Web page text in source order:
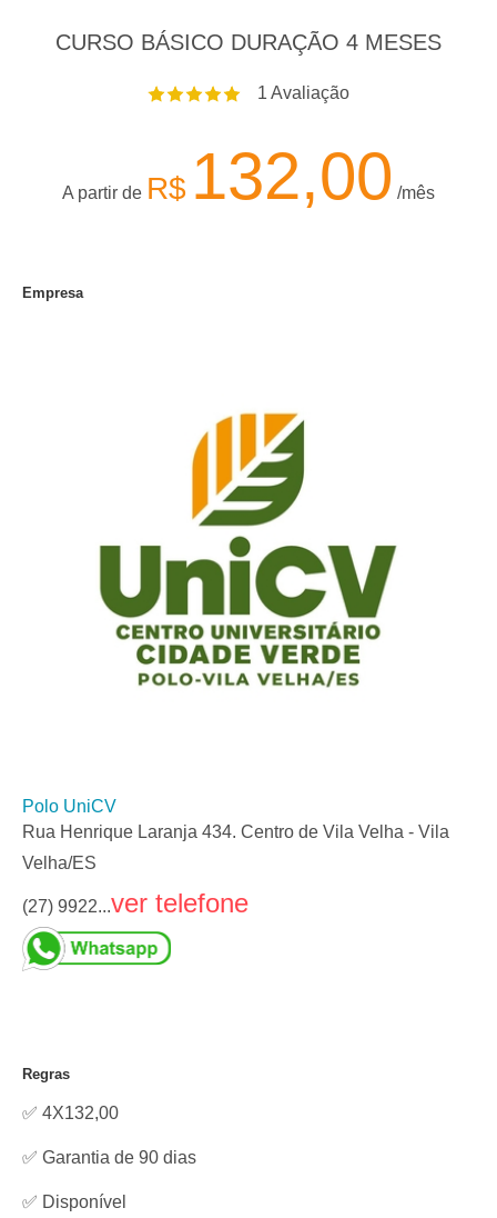
CURSO BÁSICO DURAÇÃO 4 MESES
1 Avaliação
A partir de R$ 132,00 /mês
Empresa
Polo UniCV
Rua Henrique Laranja 434. Centro de Vila Velha - Vila
Velha/ES
(27) 9922...ver telefone
Regras
✅ 4X132,00
✅ Garantia de 90 dias
✅ Disponível